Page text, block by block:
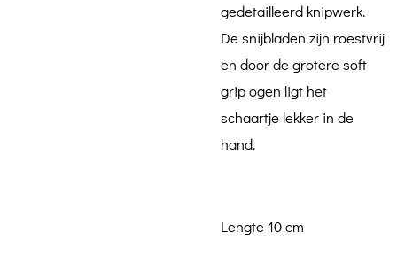
gedetailleerd knipwerk.
De snijbladen zijn roestvrij
en door de grotere soft
grip ogen ligt het
schaartje lekker in de
hand.
Lengte 10 cm